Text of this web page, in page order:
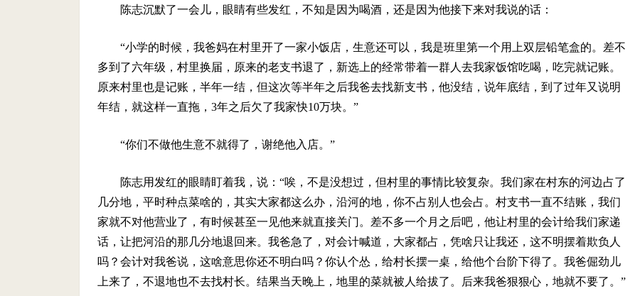
陈志沉默了一会儿，眼睛有些发红，不知是因为喝酒，还是因为他接下来对我说的话：
“小学的时候，我爸妈在村里开了一家小饭店，生意还可以，我是班里第一个用上双层铅笔盒的。差不
多到了六年级，村里换届，原来的老支书退了，新选上的经常带着一群人去我家饭馆吃喝，吃完就记账。
原来村里也是记账，半年一结，但这次等半年之后我爸去找新支书，他没结，说年底结，到了过年又说明
年结，就这样一直拖，3年之后欠了我家快10万块。”
“你们不做他生意不就得了，谢绝他入店。”
陈志用发红的眼睛盯着我，说：“唉，不是没想过，但村里的事情比较复杂。我们家在村东的河边占了
几分地，平时种点菜啥的，其实大家都这么办，沿河的地，你不占别人也会占。村支书一直不结账，我们
家就不对他营业了，有时候甚至一见他来就直接关门。差不多一个月之后吧，他让村里的会计给我们家递
话，让把河沿的那几分地退回来。我爸急了，对会计喊道，大家都占，凭啥只让我还，这不明摆着欺负人
吗？会计对我爸说，这啥意思你还不明白吗？你认个怂，给村长摆一桌，给他个台阶下得了。我爸倔劲儿
上来了，不退地也不去找村长。结果当天晚上，地里的菜就被人给拔了。后来我爸狠狠心，地就不要了。”